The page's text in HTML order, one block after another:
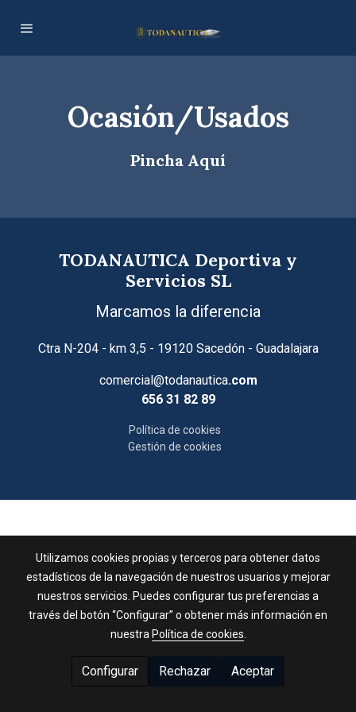
Ocasión/Usados
Pincha Aquí
TODANAUTICA Deportiva y
Servicios SL
Marcamos la diferencia
Ctra N-204 - km 3,5 - 19120 Sacedón - Guadalajara
comercial@todanautica.com
656 31 82 89
Política de cookies
Gestión de cookies
Utilizamos cookies propias y terceros para obtener datos
estadísticos de la navegación de nuestros usuarios y mejorar
nuestros servicios. Puedes configurar tus preferencias a
través del botón “Configurar” o obtener más información en
nuestra Política de cookies
Configurar Rechazar Aceptar